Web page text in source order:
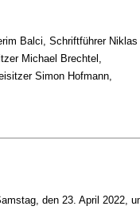
Balci, Schriftführer Niklas
Michael Brechtel,
Simon Hofmann,
den 23. April 2022,